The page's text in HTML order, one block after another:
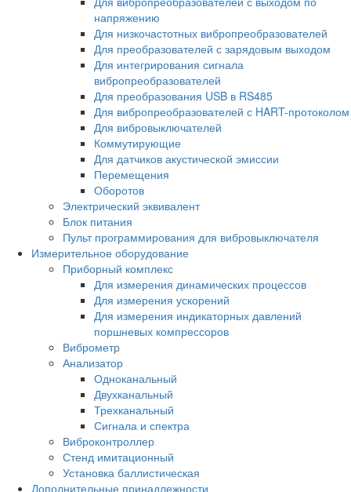
напряжению
Для низкочастотных вибропреобразователей
Для преобразователей с зарядовым выходом
Для интегрирования сигнала
вибропреобразователей
Для преобразования USB в RS485
Для вибропреобразователей с HART-протоколом
Для вибровыключателей
Коммутирующие
Для датчиков акустической эмиссии
Перемещения
Оборотов
Электрический эквивалент
Блок питания
Пульт программирования для вибровыключателя
Измерительное оборудование
Приборный комплекс
Для измерения динамических процессов
Для измерения ускорений
Для измерения индикаторных давлений
поршневых компрессоров
Виброметр
Анализатор
Одноканальный
Двухканальный
Трехканальный
Сигнала и спектра
Виброконтроллер
Стенд имитационный
Установка баллистическая
Дополнительные принадлежности